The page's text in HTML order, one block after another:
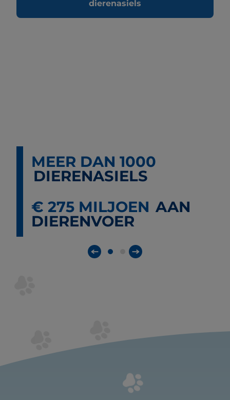
dierenasiels
MEER DAN 1000
DIERENASIELS
€ 275 MILJOEN AAN
DIERENVOER